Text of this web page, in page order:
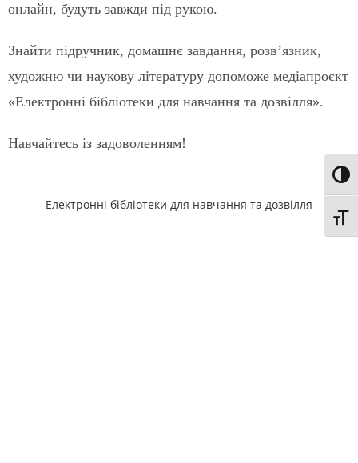
онлайн, будуть завжди під рукою.
Знайти підручник, домашнє завдання, розв’язник,
художню чи наукову літературу допоможе медіапроєкт
«Електронні бібліотеки для навчання та дозвілля».
Навчайтесь із задоволенням!
Електронні бібліотеки для навчання та дозвілля